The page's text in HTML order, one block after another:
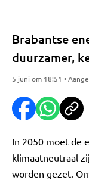
Brabantse
duurzamer,
5 juni om 18:51 •
In 2050 moet de
klimaatneutraal
worden gezet.